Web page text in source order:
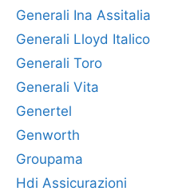
Generali Ina Assitalia
Generali Lloyd Italico
Generali Toro
Generali Vita
Genertel
Genworth
Groupama
Hdi Assicurazioni